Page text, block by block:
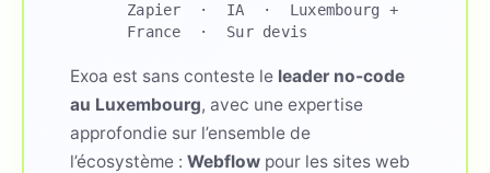
Zapier · IA · Luxembourg +
France · Sur devis
Exoa est sans conteste le leader no-code
au Luxembourg, avec une expertise
approfondie sur l’ensemble de
l’écosystème : Webflow pour les sites web